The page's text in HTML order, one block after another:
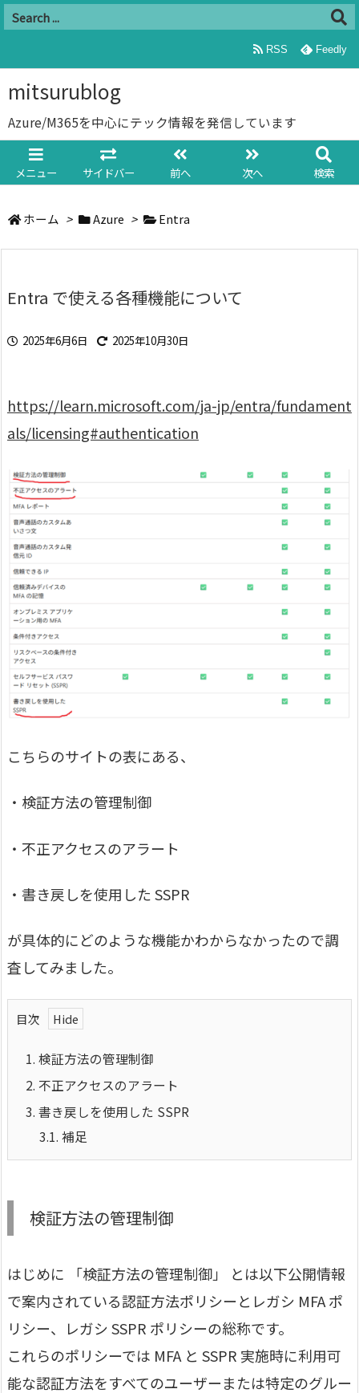
mitsurublog
Azure/M365を中心にテック情報を発信しています
メニュー サイドバー 前へ 次へ 検索
RSS Feedly
ホーム > Azure > Entra
Entra で使える各種機能について
2025年6月6日 2025年10月30日
https://learn.microsoft.com/ja-jp/entra/fundament
als/licensing#authentication
こちらのサイトの表にある、
・検証方法の管理制御
・不正アクセスのアラート
・書き戻しを使用した SSPR
が具体的にどのような機能かわからなかったので調
査してみました。
目次
1. 検証方法の管理制御
2. 不正アクセスのアラート
3. 書き戻しを使用した SSPR
3.1. 補足
検証方法の管理制御
はじめに 「検証方法の管理制御」 とは以下公開情報
で案内されている認証方法ポリシーとレガシ MFA ポ
リシー、レガシ SSPR ポリシーの総称です。
これらのポリシーでは MFA と SSPR 実施時に利用可
能な認証方法をすべてのユーザーまたは特定のグルー